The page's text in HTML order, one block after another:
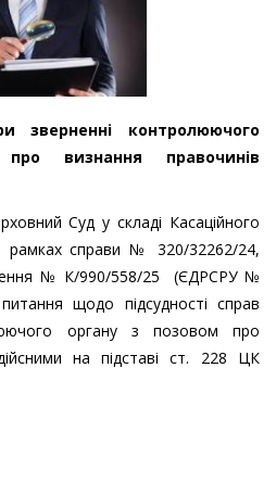
зверненні контролюючого
визнання правочинів
Суд у складі Касаційного
рамках справи № 320/32262/24,
№ К/990/558/25 (ЄДРСРУ №
щодо підсудності справ
органу з позовом про
на підставі ст. 228 ЦК